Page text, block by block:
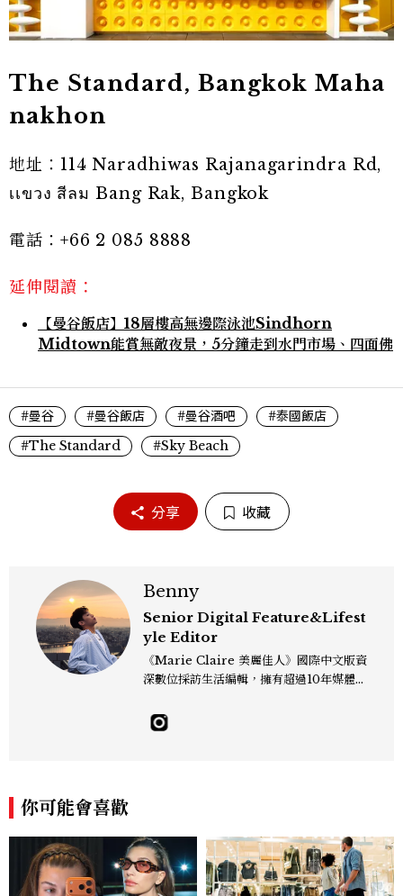
The Standard, Bangkok Maha
nakhon
地址：114 Naradhiwas Rajanagarindra Rd,
เเขวง สีลม Bang Rak, Bangkok
電話：+66 2 085 8888
延伸閱讀：
【曼谷飯店】18層樓高無邊際泳池Sindhorn
Midtown能賞無敵夜景，5分鐘走到水門市場、四面佛
#曼谷 #曼谷飯店 #曼谷酒吧
#泰國飯店
#The Standard
#Sky Beach
分享 收藏
Benny
Senior Digital Feature&Lifest
yle Editor
《Marie Claire 美麗佳人》國際中文版資
深數位採訪生活編輯，擁有超過10年媒體與
飯店、奢華旅宿、旅遊景點、航空等領域，
另涉獵3C家電、居家生活範疇，具備實測
pella、Mandarin Oriental、JOAL
I、Raffles、Banyan Tree、IHG、Ma
rriott等頂級飯店集團。 策劃並執行超過7
你可能會喜歡